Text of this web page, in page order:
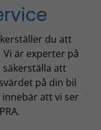
du att
är experter på
säkerställa att
på din bil
att vi ser